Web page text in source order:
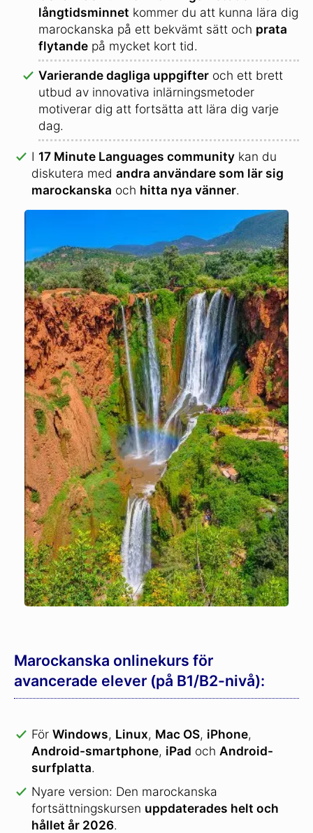
långtidsminnet kommer du att kunna lära dig
marockanska på ett bekvämt sätt och prata
flytande på mycket kort tid.
Varierande dagliga uppgifter och ett brett
utbud av innovativa inlärningsmetoder
motiverar dig att fortsätta att lära dig varje
dag.
I 17 Minute Languages community kan du
diskutera med andra användare som lär sig
marockanska och hitta nya vänner.
Marockanska onlinekurs för
avancerade elever (på B1/B2-nivå):
För Windows, Linux, Mac OS, iPhone,
Android-smartphone, iPad och Android-
surfplatta.
Nyare version: Den marockanska
fortsättningskursen uppdaterades helt och
hållet år 2026.